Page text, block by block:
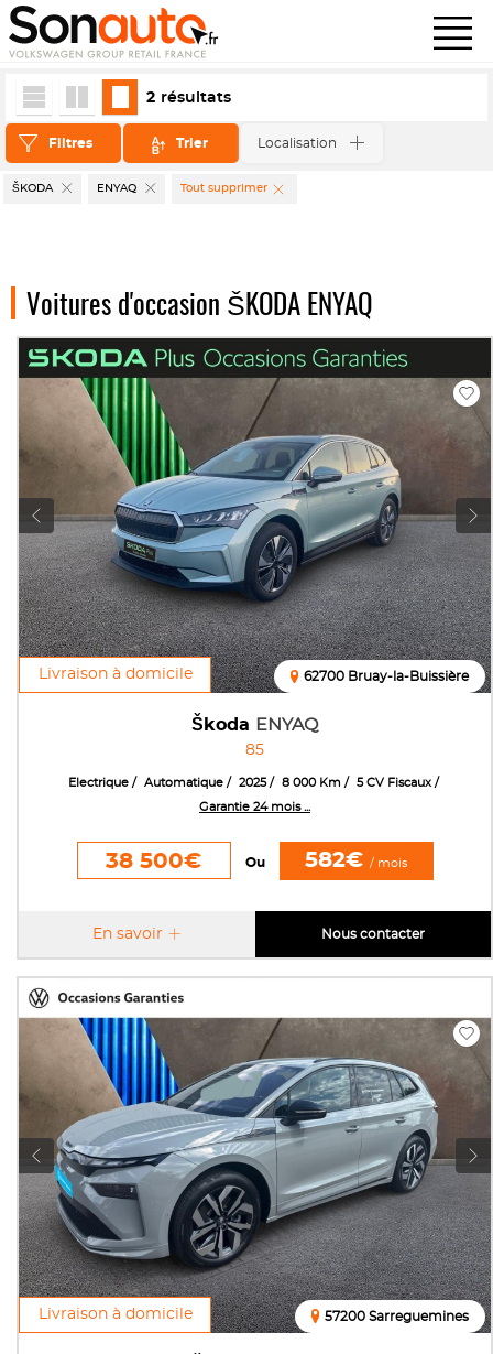
ŠKODA ENYAQ Tout supprimer
Filtres Trier Localisation
2 résultats
Voitures d'occasion ŠKODA ENYAQ
Livraison à domicile
Škoda ENYAQ
85
62700 Bruay-la-Buissière
Electrique Automatique 2025 8 000 Km
5 CV Fiscaux
Garantie 24 mois ...
38 500€ Ou 582€ / mois
En savoir Nous contacter
Livraison à domicile 57200 Sarreguemines